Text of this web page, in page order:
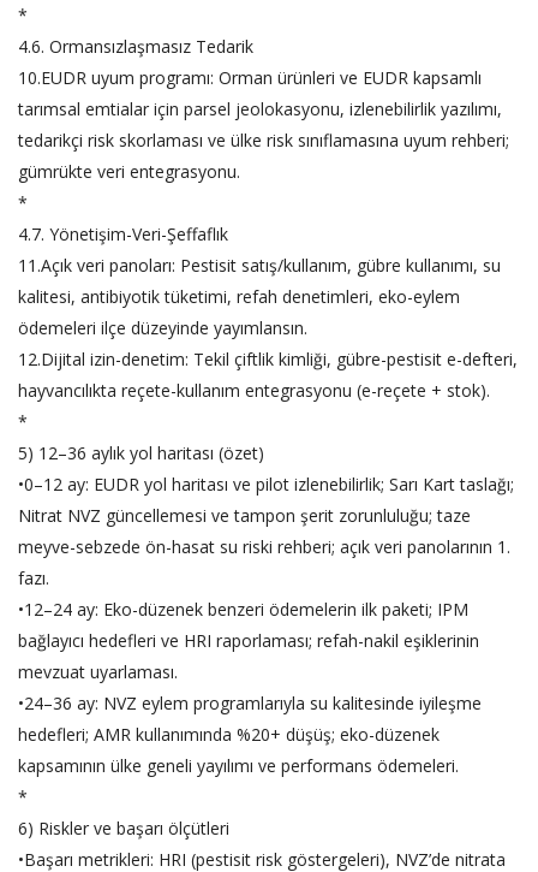
*
4.6. Ormansızlaşmasız Tedarik
10.EUDR uyum programı: Orman ürünleri ve EUDR kapsamlı
tarımsal emtialar için parsel jeolokasyonu, izlenebilirlik yazılımı,
tedarikçi risk skorlaması ve ülke risk sınıflamasına uyum rehberi;
gümrükte veri entegrasyonu.
*
4.7. Yönetişim-Veri-Şeffaflık
11.Açık veri panoları: Pestisit satış/kullanım, gübre kullanımı, su
kalitesi, antibiyotik tüketimi, refah denetimleri, eko-eylem
ödemeleri ilçe düzeyinde yayımlansın.
12.Dijital izin-denetim: Tekil çiftlik kimliği, gübre-pestisit e-defteri,
hayvancılıkta reçete-kullanım entegrasyonu (e-reçete + stok).
*
5) 12–36 aylık yol haritası (özet)
•0–12 ay: EUDR yol haritası ve pilot izlenebilirlik; Sarı Kart taslağı;
Nitrat NVZ güncellemesi ve tampon şerit zorunluluğu; taze
meyve-sebzede ön-hasat su riski rehberi; açık veri panolarının 1.
fazı.
•12–24 ay: Eko-düzenek benzeri ödemelerin ilk paketi; IPM
bağlayıcı hedefleri ve HRI raporlaması; refah-nakil eşiklerinin
mevzuat uyarlaması.
•24–36 ay: NVZ eylem programlarıyla su kalitesinde iyileşme
hedefleri; AMR kullanımında %20+ düşüş; eko-düzenek
kapsamının ülke geneli yayılımı ve performans ödemeleri.
*
6) Riskler ve başarı ölçütleri
•Başarı metrikleri: HRI (pestisit risk göstergeleri), NVZ’de nitrata